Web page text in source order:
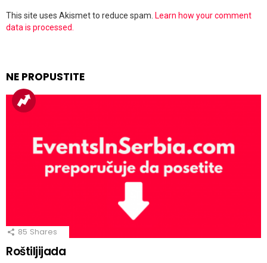
This site uses Akismet to reduce spam. Learn how your comment
data is processed.
NE PROPUSTITE
85 Shares
Roštiljijada